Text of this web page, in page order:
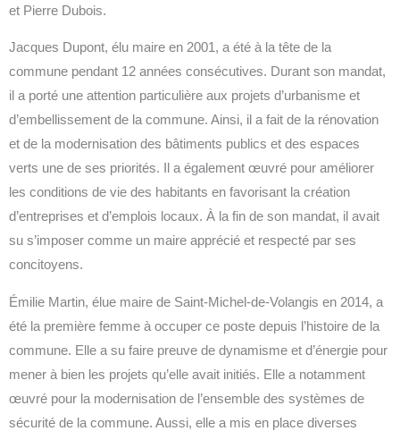
et Pierre Dubois.
Jacques Dupont, élu maire en 2001, a été à la tête de la
commune pendant 12 années consécutives. Durant son mandat,
il a porté une attention particulière aux projets d’urbanisme et
d’embellissement de la commune. Ainsi, il a fait de la rénovation
et de la modernisation des bâtiments publics et des espaces
verts une de ses priorités. Il a également œuvré pour améliorer
les conditions de vie des habitants en favorisant la création
d’entreprises et d’emplois locaux. À la fin de son mandat, il avait
su s’imposer comme un maire apprécié et respecté par ses
concitoyens.
Émilie Martin, élue maire de Saint-Michel-de-Volangis en 2014, a
été la première femme à occuper ce poste depuis l’histoire de la
commune. Elle a su faire preuve de dynamisme et d’énergie pour
mener à bien les projets qu’elle avait initiés. Elle a notamment
œuvré pour la modernisation de l’ensemble des systèmes de
sécurité de la commune. Aussi, elle a mis en place diverses